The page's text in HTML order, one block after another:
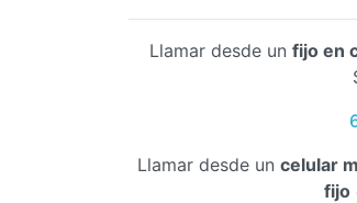
Llamar desde un fijo en
Llamar desde un celular
fijo